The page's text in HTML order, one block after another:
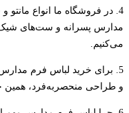
4. در فروشگاه ما انواع
مدارس پسرانه و ست‌های شیک
می‌کنیم.
5. برای خرید لباس فرم
و طراحی منحصر‌به‌فرد، همین